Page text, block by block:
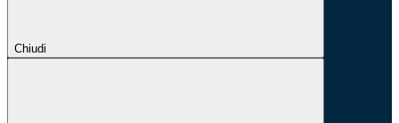
Chiudi